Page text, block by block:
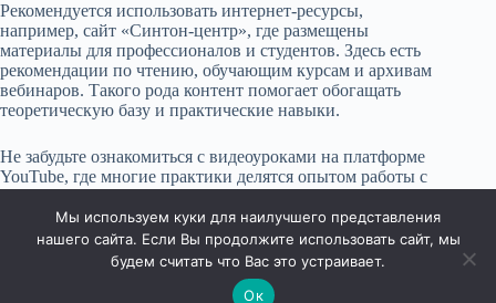
Рекомендуется использовать интернет-ресурсы,
например, сайт «Синтон-центр», где размещены
материалы для профессионалов и студентов. Здесь есть
рекомендации по чтению, обучающим курсам и архивам
вебинаров. Такого рода контент помогает обогащать
теоретическую базу и практические навыки.
Не забудьте ознакомиться с видеоуроками на платформе
YouTube, где многие практики делятся опытом работы с
техник в действии.
Мы используем куки для наилучшего представления
нашего сайта. Если Вы продолжите использовать сайт, мы
будем считать что Вас это устраивает.
Ок